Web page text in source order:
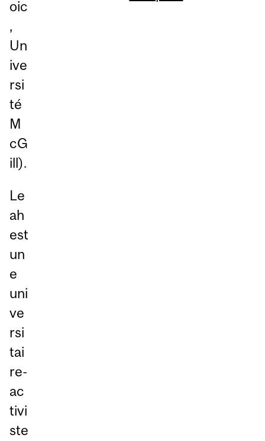
oic
,
Un
ive
rsi
té
M
cG
ill).
Le
ah
est
un
e
uni
ve
rsi
tai
re-
ac
tivi
ste